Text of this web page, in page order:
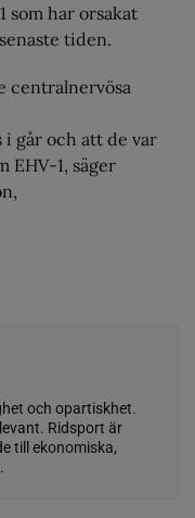
som har orsakat
tiden.
centralnervösa
i går och att de var
EHV-1, säger
och opartiskhet.
Ridsport är
till ekonomiska,